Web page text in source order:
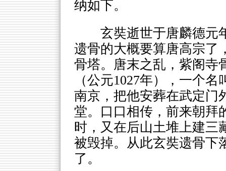
纳如下。
玄奘逝世于唐麟德元
遗骨的大概要算唐高宗了
骨塔。唐末之乱，紫阁寺
（公元1027年），一个
南京，把他安葬在武定门
堂。口口相传，前来朝拜
时，又在后山土堆上建三
被毁掉。从此玄奘遗骨下
了。